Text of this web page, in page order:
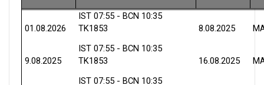
01.08.2026
IST 07:55 - BCN 10:35
TK1853
8.08.2025
9.08.2025
IST 07:55 - BCN 10:35
TK1853
16.08.2025
IST 07:55 - BCN 10:35